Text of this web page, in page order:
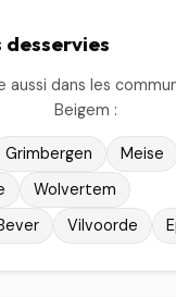
desservies
aussi dans les
Beigem :
Grimbergen
Meise
Wolvertem
Vilvoorde